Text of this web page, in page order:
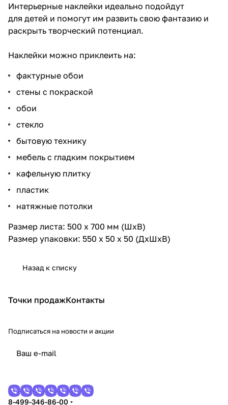
Интерьерные наклейки идеально подойдут
для детей и помогут им развить свою фантазию и
раскрыть творческий потенциал.
Наклейки можно приклеить на:
фактурные обои
стены с покраской
обои
стекло
бытовую технику
мебель с гладким покрытием
кафельную плитку
пластик
натяжные потолки
Размер листа: 500 х 700 мм (ШхВ)
Размер упаковки: 550 х 50 х 50 (ДхШхВ)
Назад к списку
Точки продажКонтакты
Подписаться на новости и акции
8-499-346-86-00